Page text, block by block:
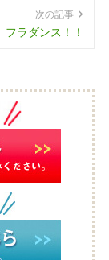
次の記事
フラダンス！！